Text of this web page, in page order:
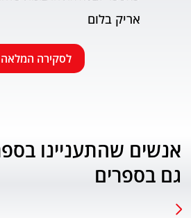
ורגשית בגובה העיניים של
אריק בלום
לסקירה המלאה
אנשים שהתעניינו
גם בספרים